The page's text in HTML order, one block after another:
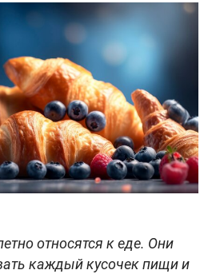
относятся к еде. Они
каждый кусочек пищи и